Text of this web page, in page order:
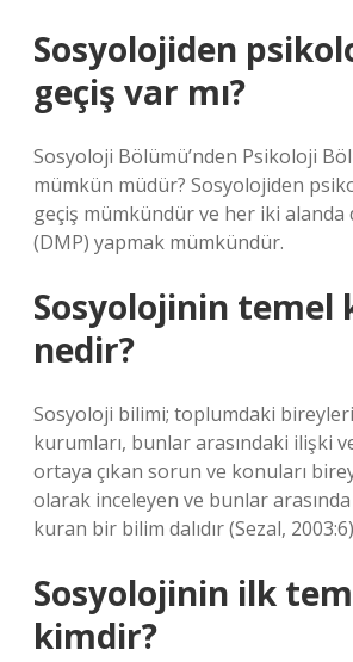
Sosyolojiden
geçiş var mı?
Sosyoloji Bölümü’nden Psikoloji
mümkün müdür? Sosyolojiden
geçiş mümkündür ve her iki alanda
(DMP) yapmak mümkündür.
Sosyolojinin temel
nedir?
Sosyoloji bilimi; toplumdaki
kurumları, bunlar arasındaki ilişki
ortaya çıkan sorun ve konuları
olarak inceleyen ve bunlar
kuran bir bilim dalıdır (Sezal,
Sosyolojinin ilk
kimdir?